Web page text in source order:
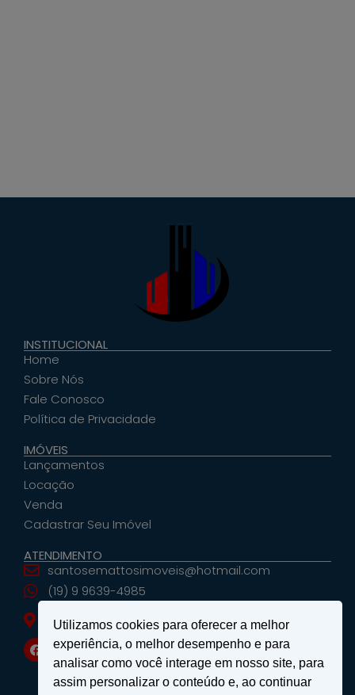
INSTITUCIONAL
Home
Sobre Nós
Fale Conosco
Política de Privacidade
IMÓVEIS
Lançamentos
Locação
Venda
Cadastrar Seu Imóvel
ATENDIMENTO
santosemattosimoveis@hotmail.com
(19) 9 9639-4985
da Boa Vista, SP
Utilizamos cookies para oferecer a melhor
experiência, o melhor desempenho e para
analisar como você interage em nosso site, para
assim personalizar o conteúdo e, ao continuar